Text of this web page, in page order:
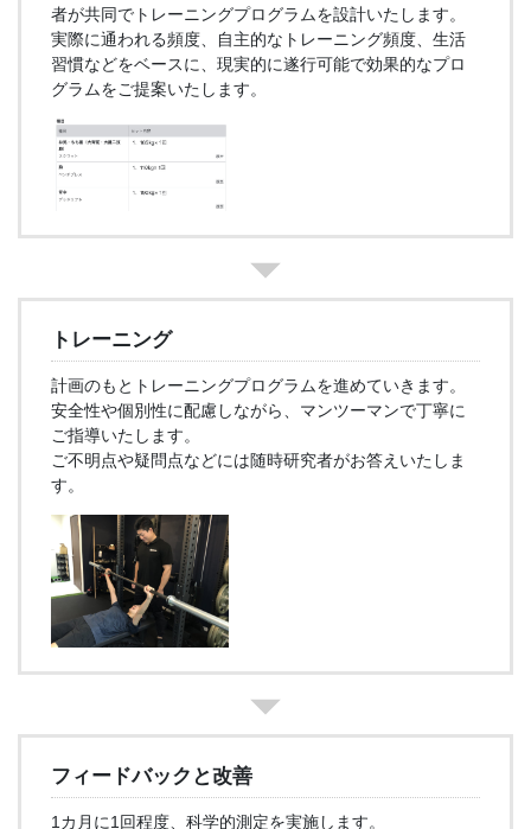
者が共同でトレーニングプログラムを設計いたします。
実際に通われる頻度、自主的なトレーニング頻度、生活
習慣などをベースに、現実的に遂行可能で効果的なプロ
グラムをご提案いたします。
トレーニング
計画のもとトレーニングプログラムを進めていきます。
安全性や個別性に配慮しながら、マンツーマンで丁寧に
ご指導いたします。
ご不明点や疑問点などには随時研究者がお答えいたしま
す。
フィードバックと改善
1カ月に1回程度、科学的測定を実施します。